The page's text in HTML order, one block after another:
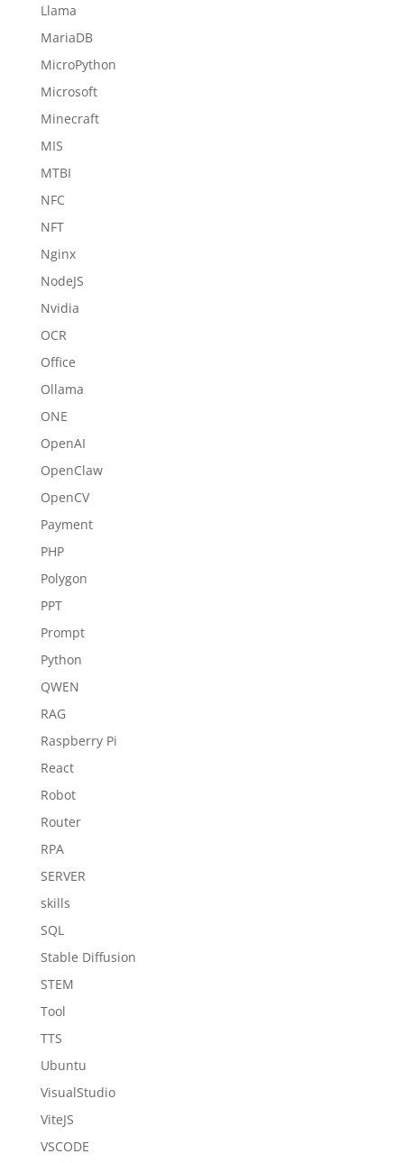
Llama
MariaDB
MicroPython
Microsoft
Minecraft
MIS
MTBI
NFC
NFT
Nginx
NodeJS
Nvidia
OCR
Office
Ollama
ONE
OpenAI
OpenClaw
OpenCV
Payment
PHP
Polygon
PPT
Prompt
Python
QWEN
RAG
Raspberry Pi
React
Robot
Router
RPA
SERVER
skills
SQL
Stable Diffusion
STEM
Tool
TTS
Ubuntu
VisualStudio
ViteJS
VSCODE